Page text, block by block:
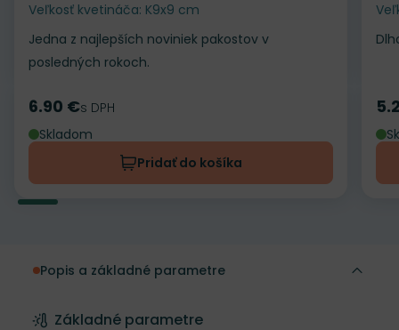
Veľkosť kvetináča: K9x9 cm
Jedna z najlepších noviniek pakostov v
posledných rokoch.
Cena
6.90 €s DPH
Skladom
Pridať do košíka
Popis a základné parametre
Základné parametre